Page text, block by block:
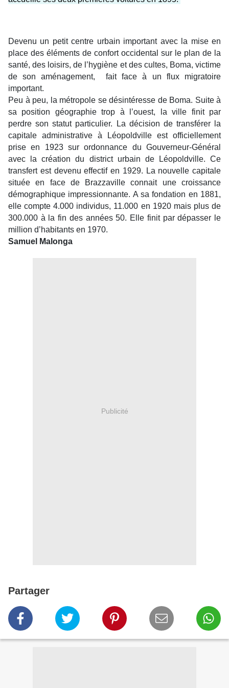
Devenu un petit centre urbain important avec la mise en
place des éléments de confort occidental sur le plan de la
santé, des loisirs, de l’hygiène et des cultes, Boma, victime
de son aménagement, fait face à un flux migratoire
important.
Peu à peu, la métropole se désintéresse de Boma. Suite à
sa position géographie trop à l’ouest, la ville finit par
perdre son statut particulier. La décision de transférer la
capitale administrative à Léopoldville est officiellement
prise en 1923 sur ordonnance du Gouverneur-Général
avec la création du district urbain de Léopoldville. Ce
transfert est devenu effectif en 1929. La nouvelle capitale
située en face de Brazzaville connait une croissance
démographique impressionnante. A sa fondation en 1881,
elle compte 4.000 individus, 11.000 en 1920 mais plus de
300.000 à la fin des années 50. Elle finit par dépasser le
million d’habitants en 1970.
Samuel Malonga
Publicité
Partager